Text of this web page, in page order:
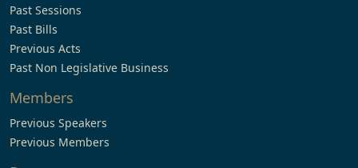
Past Sessions
Past Bills
Previous Acts
Past Non Legislative Business
Members
Previous Speakers
Previous Members